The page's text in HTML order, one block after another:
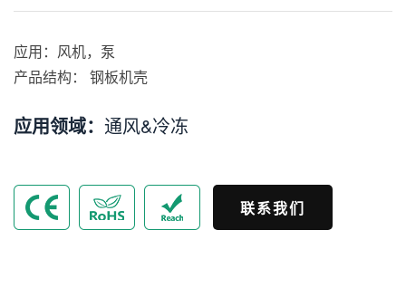
应用：风机，泵
产品结构： 钢板机壳
应用领域： 通风&冷冻
联系我们